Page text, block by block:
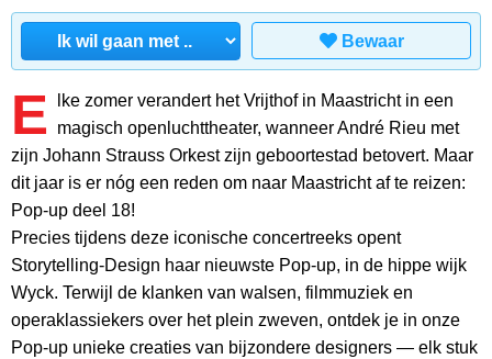
Bewaar
E
lke zomer verandert het Vrijthof in Maastricht in een
magisch openluchttheater, wanneer André Rieu met
zijn Johann Strauss Orkest zijn geboortestad betovert. Maar
dit jaar is er nóg een reden om naar Maastricht af te reizen:
Pop-up deel 18!
Precies tijdens deze iconische concertreeks opent
Storytelling-Design haar nieuwste Pop-up, in de hippe wijk
Wyck. Terwijl de klanken van walsen, filmmuziek en
operaklassiekers over het plein zweven, ontdek je in onze
Pop-up unieke creaties van bijzondere designers — elk stuk